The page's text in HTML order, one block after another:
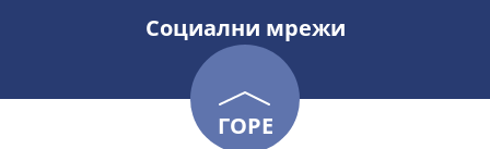
Социални мрежи
ГОРЕ